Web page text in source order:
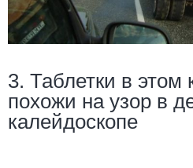
3. Таблетки в этом
похожи на узор в
калейдоскопе